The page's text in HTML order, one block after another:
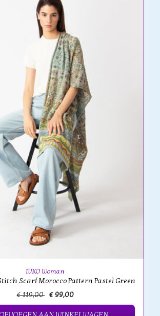
IVKO Woman
Scarf Morocco Pattern Pastel Green
€ 119,00 € 99,00